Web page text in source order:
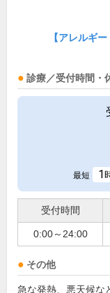
【アレルギ
診療／受付時間・
最短 1
受付時間
0:00～24:00
その他
急な発熱、悪天候な